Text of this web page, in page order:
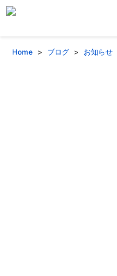
Home ブログ お知らせ